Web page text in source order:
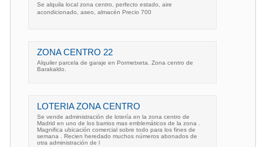
Se alquila local zona centro, perfecto estado, aire
acondicionado, aseo, almacén Precio 700
ZONA CENTRO 22
Alquiler parcela de garaje en Pormetxeta. Zona centro de
Barakaldo.
LOTERIA ZONA CENTRO
Se vende administración de lotería en la zona centro de
Madrid en uno de los barrios mas emblemáticos de la zona .
Magnifica ubicación comercial sobre todo para los fines de
semana . Recien heredado muchos números abonados de
otra administración de l